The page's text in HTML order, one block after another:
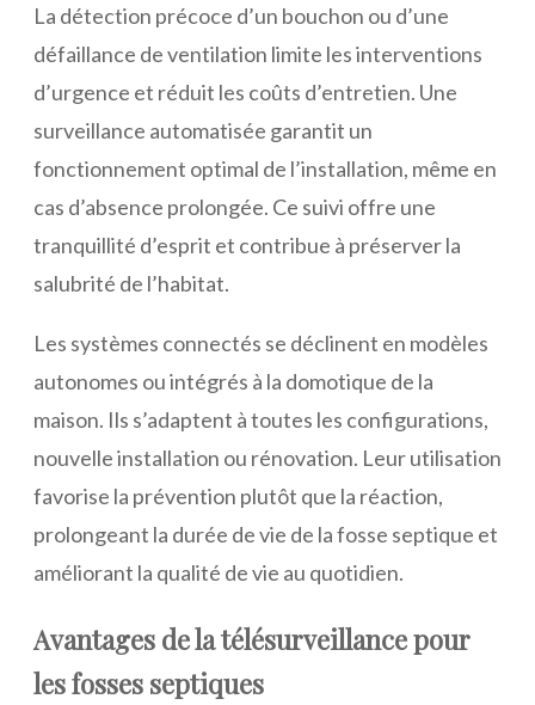
La détection précoce d’un bouchon ou d’une
défaillance de ventilation limite les interventions
d’urgence et réduit les coûts d’entretien. Une
surveillance automatisée garantit un
fonctionnement optimal de l’installation, même en
cas d’absence prolongée. Ce suivi offre une
tranquillité d’esprit et contribue à préserver la
salubrité de l’habitat.
Les systèmes connectés se déclinent en modèles
autonomes ou intégrés à la domotique de la
maison. Ils s’adaptent à toutes les configurations,
nouvelle installation ou rénovation. Leur utilisation
favorise la prévention plutôt que la réaction,
prolongeant la durée de vie de la fosse septique et
améliorant la qualité de vie au quotidien.
Avantages de la télésurveillance pour
les fosses septiques